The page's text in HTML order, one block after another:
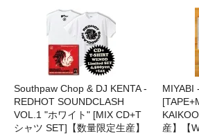
Southpaw Chop & DJ KENTA -
REDHOT SOUNDCLASH
VOL.1 "ホワイト" [MIX CD+T
シャツ SET]【数量限定生産】
MIYABI
産】【